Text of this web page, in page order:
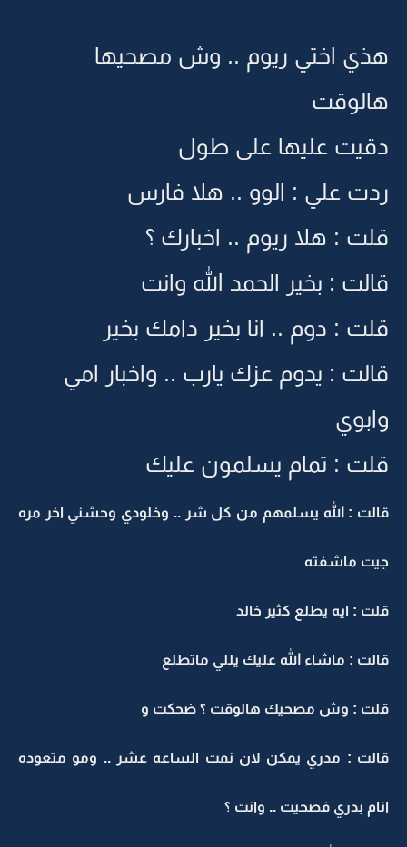
هذي اختي ريوم .. وش مصحيها
هالوقت
دقيت عليها على طول
ردت علي : الوو .. هلا فارس
قلت : هلا ريوم .. اخبارك ؟
قالت : بخير الحمد الله وانت
قلت : دوم .. انا بخير دامك بخير
قالت : يدوم عزك يارب .. واخبار امي
وابوي
قلت : تمام يسلمون عليك
قالت : الله يسلمهم من كل شر .. وخلودي وحشني اخر مره
جيت ماشفته
قلت : ايه يطلع كثير خالد
قالت : ماشاء الله عليك يللي ماتطلع
قلت : وش مصحيك هالوقت ؟ ضحكت و
قالت : مدري يمكن لان نمت الساعه عشر .. ومو متعوده
انام بدري فصحيت .. وانت ؟